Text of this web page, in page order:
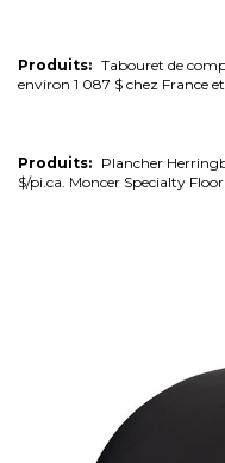
Produits: Tabouret de
environ 1 087 $ chez France
Produits: Plancher
$/pi.ca. Moncer Specialty